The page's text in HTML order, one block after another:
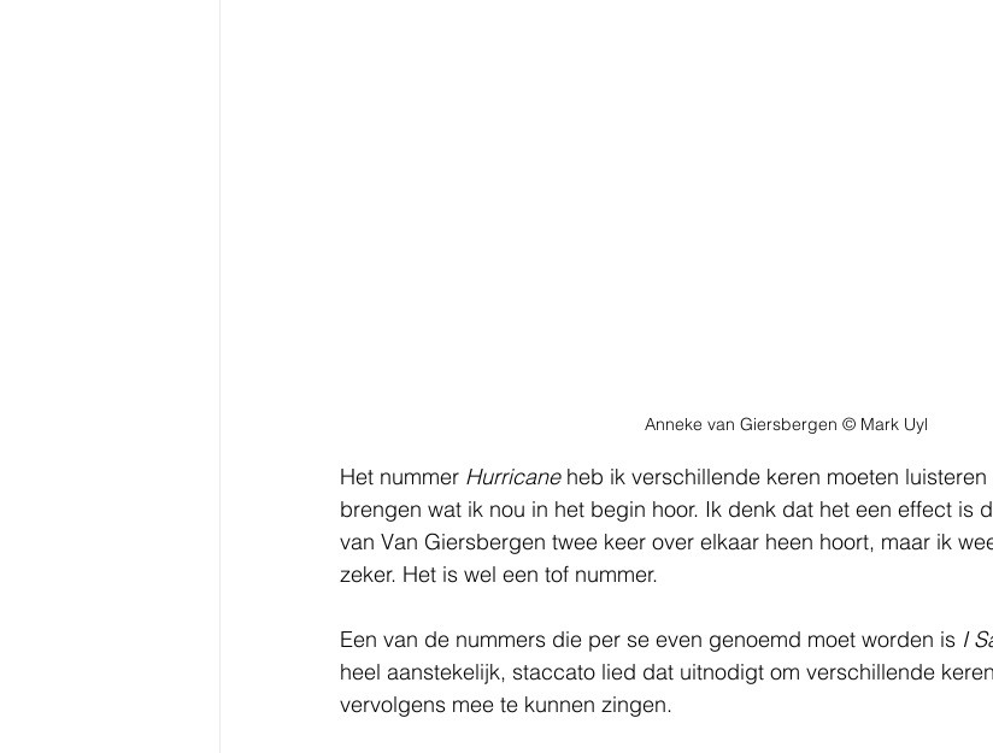
Anneke van Giersbergen © Mark Uyl
Het nummer Hurricane heb ik verschillende keren moeten luisteren
brengen wat ik nou in het begin hoor. Ik denk dat het een effect is
van Van Giersbergen twee keer over elkaar heen hoort, maar ik
zeker. Het is wel een tof nummer.
Een van de nummers die per se even genoemd moet worden is I
heel aanstekelijk, staccato lied dat uitnodigt om verschillende
vervolgens mee te kunnen zingen.